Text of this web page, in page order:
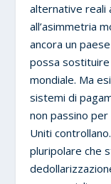
alternative reali
all’asimmetria
ancora un
possa
mondiale. Ma
sistemi di
non passino
Uniti
pluripolare che